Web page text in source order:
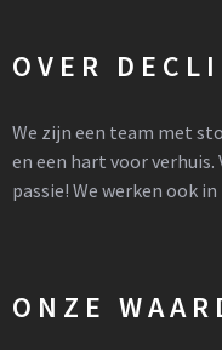
OVER
We zijn een team met
en een hart voor verhuis.
passie! We werken ook
ONZE